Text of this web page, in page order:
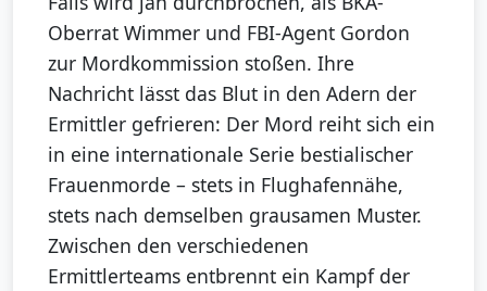
Oberrat Wimmer und FBI-Agent Gordon
zur Mordkommission stoßen. Ihre
Nachricht lässt das Blut in den Adern der
Ermittler gefrieren: Der Mord reiht sich ein
in eine internationale Serie bestialischer
Frauenmorde – stets in Flughafennähe,
stets nach demselben grausamen Muster.
Zwischen den verschiedenen
Ermittlerteams entbrennt ein Kampf der